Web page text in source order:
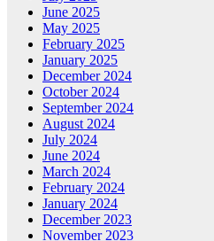
June 2025
May 2025
February 2025
January 2025
December 2024
October 2024
September 2024
August 2024
July 2024
June 2024
March 2024
February 2024
January 2024
December 2023
November 2023